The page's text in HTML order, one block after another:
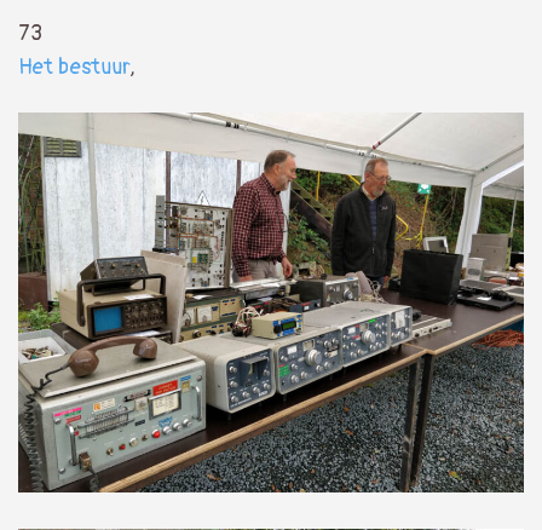
73
Het bestuur,